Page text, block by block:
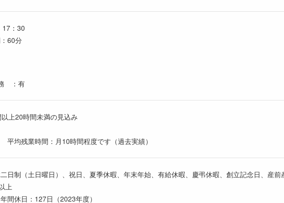
17：30
60分
：有
上20時間未満の見込み
均残業時間：月10時間程度です（過去実績）
日制（土日曜日）、祝日、夏季休暇、年末年始、有給休暇、慶弔休暇、創立記念日、産
上
間休日：127日（2023年度）